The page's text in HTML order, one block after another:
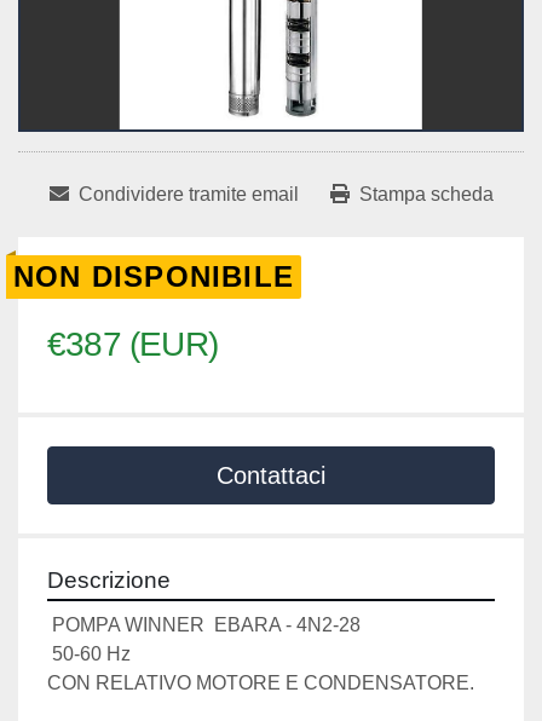
Condividere tramite email Stampa scheda
NON DISPONIBILE
€387 (EUR)
Contattaci
Descrizione
POMPA WINNER  EBARA - 4N2-28
50-60 Hz
CON RELATIVO MOTORE E CONDENSATORE.